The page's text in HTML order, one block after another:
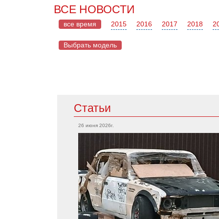
ВСЕ НОВОСТИ
все время 2015 2016 2017 2018
Выбрать модель
Acura
Cadillac
CX-5
Mazda 2
Mazda 6
Mercedes
Статьи
26 июня 2026г.